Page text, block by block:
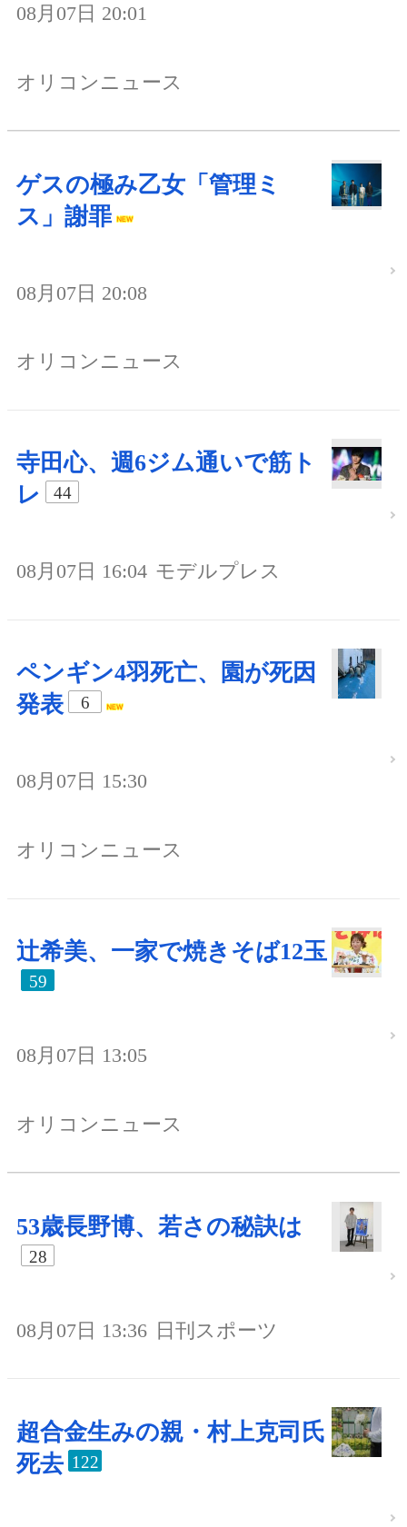
08月07日 20:01
オリコンニュース
ゲスの極み乙女「管理ミ
ス」謝罪
08月07日 20:08
オリコンニュース
寺田心、週6ジム通いで筋ト
レ
44
08月07日 16:04 モデルプレス
ペンギン4羽死亡、園が死因
発表
6
08月07日 15:30
オリコンニュース
辻希美、一家で焼きそば12玉
59
08月07日 13:05
オリコンニュース
53歳長野博、若さの秘訣は
28
08月07日 13:36 日刊スポーツ
超合金生みの親・村上克司氏
死去 122